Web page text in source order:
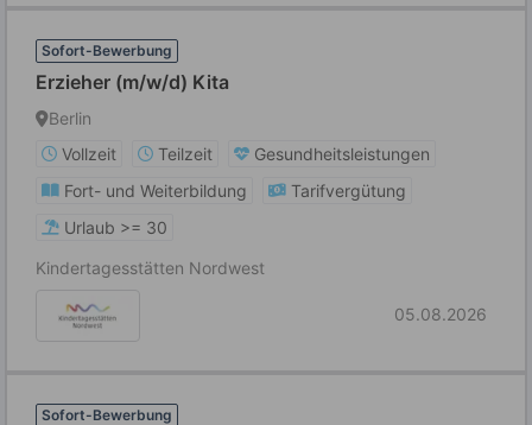
Sofort-Bewerbung
Erzieher (m/w/d) Kita
Berlin
Vollzeit
Teilzeit
Gesundheitsleistungen
Fort- und Weiterbildung
Tarifvergütung
Urlaub >= 30
Kindertagesstätten Nordwest
05.08.2026
Sofort-Bewerbung